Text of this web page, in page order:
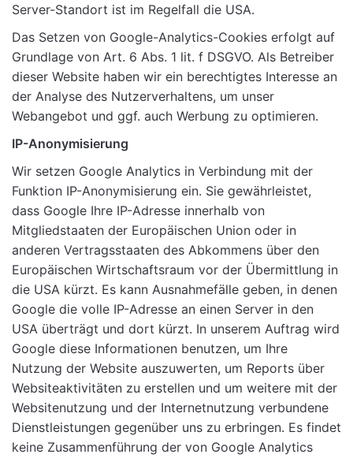
Server-Standort ist im Regelfall die USA.
Das Setzen von Google-Analytics-Cookies erfolgt auf
Grundlage von Art. 6 Abs. 1 lit. f DSGVO. Als Betreiber
dieser Website haben wir ein berechtigtes Interesse an
der Analyse des Nutzerverhaltens, um unser
Webangebot und ggf. auch Werbung zu optimieren.
IP-Anonymisierung
Wir setzen Google Analytics in Verbindung mit der
Funktion IP-Anonymisierung ein. Sie gewährleistet,
dass Google Ihre IP-Adresse innerhalb von
Mitgliedstaaten der Europäischen Union oder in
anderen Vertragsstaaten des Abkommens über den
Europäischen Wirtschaftsraum vor der Übermittlung in
die USA kürzt. Es kann Ausnahmefälle geben, in denen
Google die volle IP-Adresse an einen Server in den
USA überträgt und dort kürzt. In unserem Auftrag wird
Google diese Informationen benutzen, um Ihre
Nutzung der Website auszuwerten, um Reports über
Websiteaktivitäten zu erstellen und um weitere mit der
Websitenutzung und der Internetnutzung verbundene
Dienstleistungen gegenüber uns zu erbringen. Es findet
keine Zusammenführung der von Google Analytics